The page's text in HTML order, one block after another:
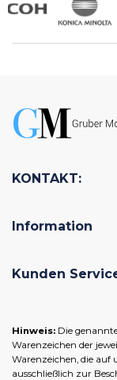
KONTAKT:
Information
Kunden
Hinweis: Die
Warenzeichen der
Warenzeichen, die auf
ausschließlich zur